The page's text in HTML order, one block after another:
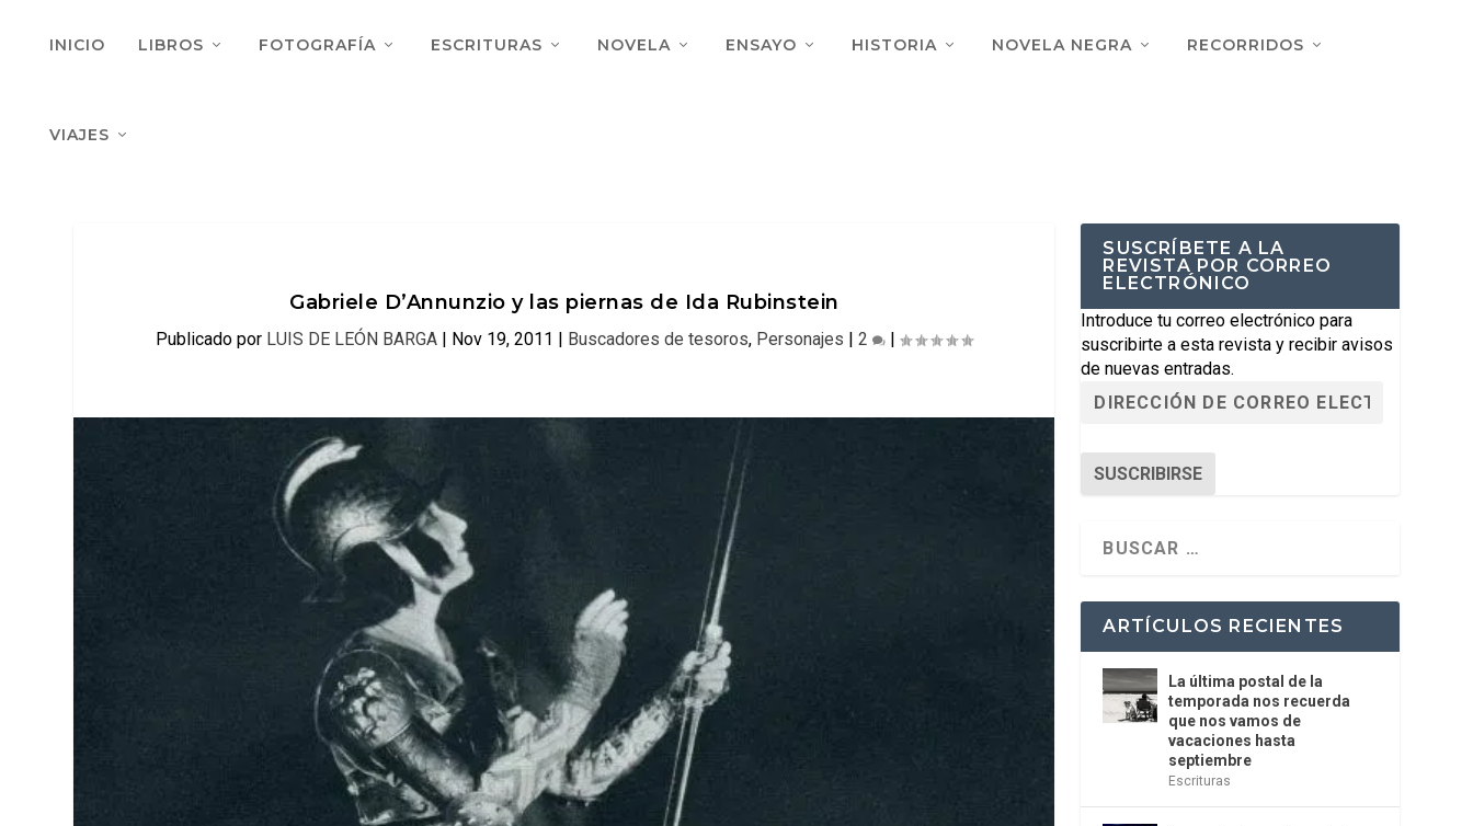
INICIO LIBROS FOTOGRAFÍA ESCRITURAS NOVELA ENSAYO HISTORIA NOVELA NEGRA RECORRIDOS
VIAJES
Gabriele D’Annunzio y las piernas de Ida Rubinstein
Publicado por LUIS DE LEÓN BARGA | Nov 19, 2011 | Buscadores de tesoros, Personajes |2 |
SUSCRÍBETE A LA
REVISTA POR CORREO
ELECTRÓNICO
Introduce tu correo electrónico para
suscribirte a esta revista y recibir avisos
de nuevas entradas.
SUSCRIBIRSE
ARTÍCULOS RECIENTES
La última postal de la
temporada nos recuerda
que nos vamos de
vacaciones hasta
septiembre
Escrituras